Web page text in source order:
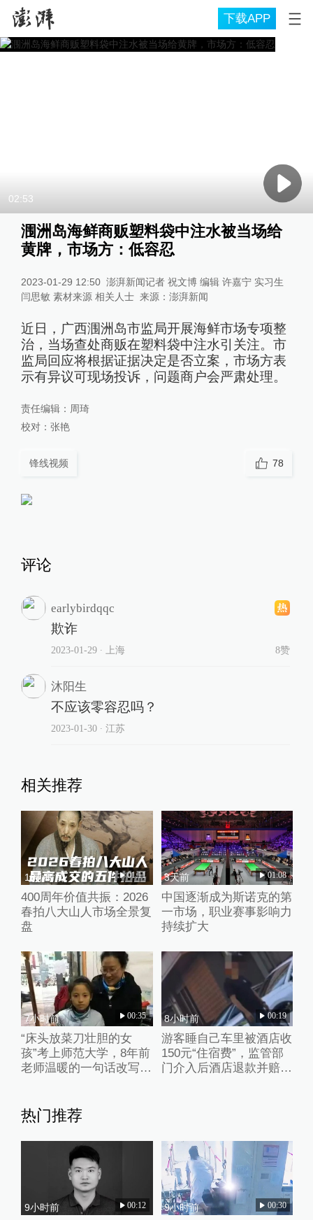
下载APP
02:53
涠洲岛海鲜商贩塑料袋中注水被当场给
黄牌，市场方：低容忍
2023-01-29 12:50 澎湃新闻记者 祝文博 编辑 许嘉宁 实习生
闫思敏 素材来源 相关人士 来源： 澎湃新闻
近日，广西涠洲岛市监局开展海鲜市场专项整
治，当场查处商贩在塑料袋中注水引关注。市
监局回应将根据证据决定是否立案，市场方表
示有异议可现场投诉，问题商户会严肃处理。
责任编辑： 周琦
校对： 张艳
锋线视频 78
评论
earlybirdqqc
欺诈
2023-01-29∙ 上海 8赞
沐阳生
不应该零容忍吗？
2023-01-30∙ 江苏
相关推荐
18小时前 01:11
400周年价值共振：2026
春拍八大山人市场全景复
盘
3天前 01:08
中国逐渐成为斯诺克的第
一市场，职业赛事影响力
持续扩大
7小时前 00:35
“床头放菜刀壮胆的女
孩”考上师范大学，8年前
老师温暖的一句话改写了
8小时前 00:19
游客睡自己车里被酒店收
150元“住宿费”，监管部
门介入后酒店退款并赔偿
热门推荐
9小时前 00:12 9小时前 00:30